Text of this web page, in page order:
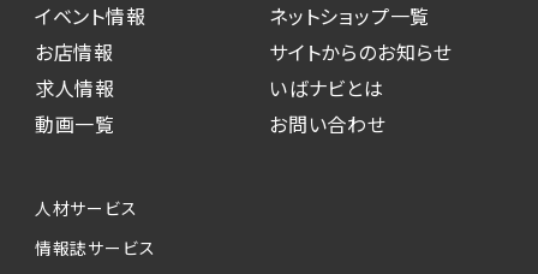
イベント情報
お店情報
求人情報
動画一覧
ネットショップ一覧
サイトからのお知らせ
いばナビとは
お問い合わせ
人材サービス
情報誌サービス